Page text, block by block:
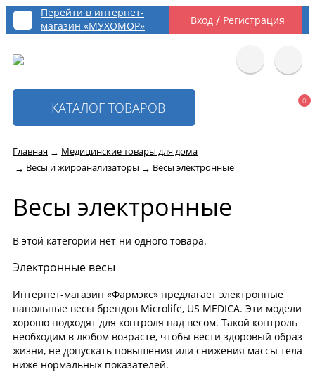
Вход / Регистрация
Перейти в интернет-
магазин «МУХОМОР»
КАТАЛОГ ТОВАРОВ 0
Главная → Медицинские товары для дома
→ Весы и жироанализаторы → Весы электронные
Весы электронные
В этой категории нет ни одного товара.
Электронные весы
Интернет-магазин «Фармэкс» предлагает электронные
напольные весы брендов Microlife, US MEDICA. Эти модели
хорошо подходят для контроля над весом. Такой контроль
необходим в любом возрасте, чтобы вести здоровый образ
жизни, не допускать повышения или снижения массы тела
ниже нормальных показателей.